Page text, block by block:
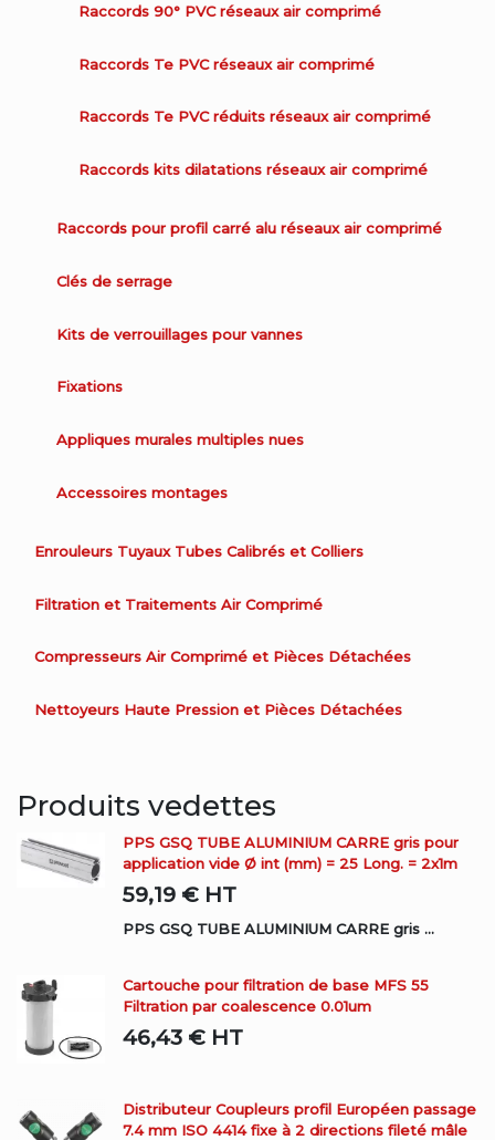
Raccords 90° PVC réseaux air comprimé
Raccords Te PVC réseaux air comprimé
Raccords Te PVC réduits réseaux air comprimé
Raccords kits dilatations réseaux air comprimé
Raccords pour profil carré alu réseaux air comprimé
Clés de serrage
Kits de verrouillages pour vannes
Fixations
Appliques murales multiples nues
Accessoires montages
Enrouleurs Tuyaux Tubes Calibrés et Colliers
Filtration et Traitements Air Comprimé
Compresseurs Air Comprimé et Pièces Détachées
Nettoyeurs Haute Pression et Pièces Détachées
Produits vedettes
PPS GSQ TUBE ALUMINIUM CARRE gris pour
application vide Ø int (mm) = 25 Long. = 2x1m
59,19 € HT
PPS GSQ TUBE ALUMINIUM CARRE gris ...
Cartouche pour filtration de base MFS 55
Filtration par coalescence 0.01um
46,43 € HT
Distributeur Coupleurs profil Européen passage
7.4 mm ISO 4414 fixe à 2 directions fileté mâle